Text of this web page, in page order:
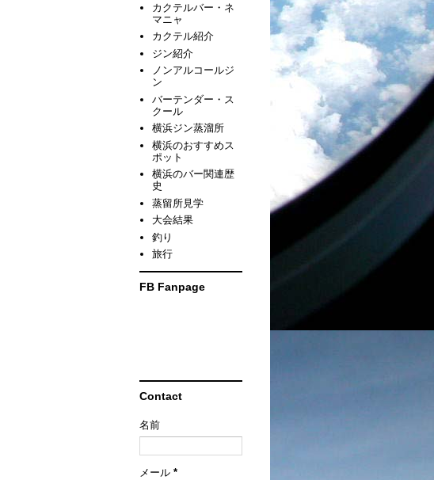
カクテルバー・ネ
マニャ
カクテル紹介
ジン紹介
ノンアルコールジ
ン
バーテンダー・ス
クール
横浜ジン蒸溜所
横浜のおすすめス
ポット
横浜のバー関連歴
史
蒸留所見学
大会結果
釣り
旅行
FB Fanpage
Contact
名前
メール *